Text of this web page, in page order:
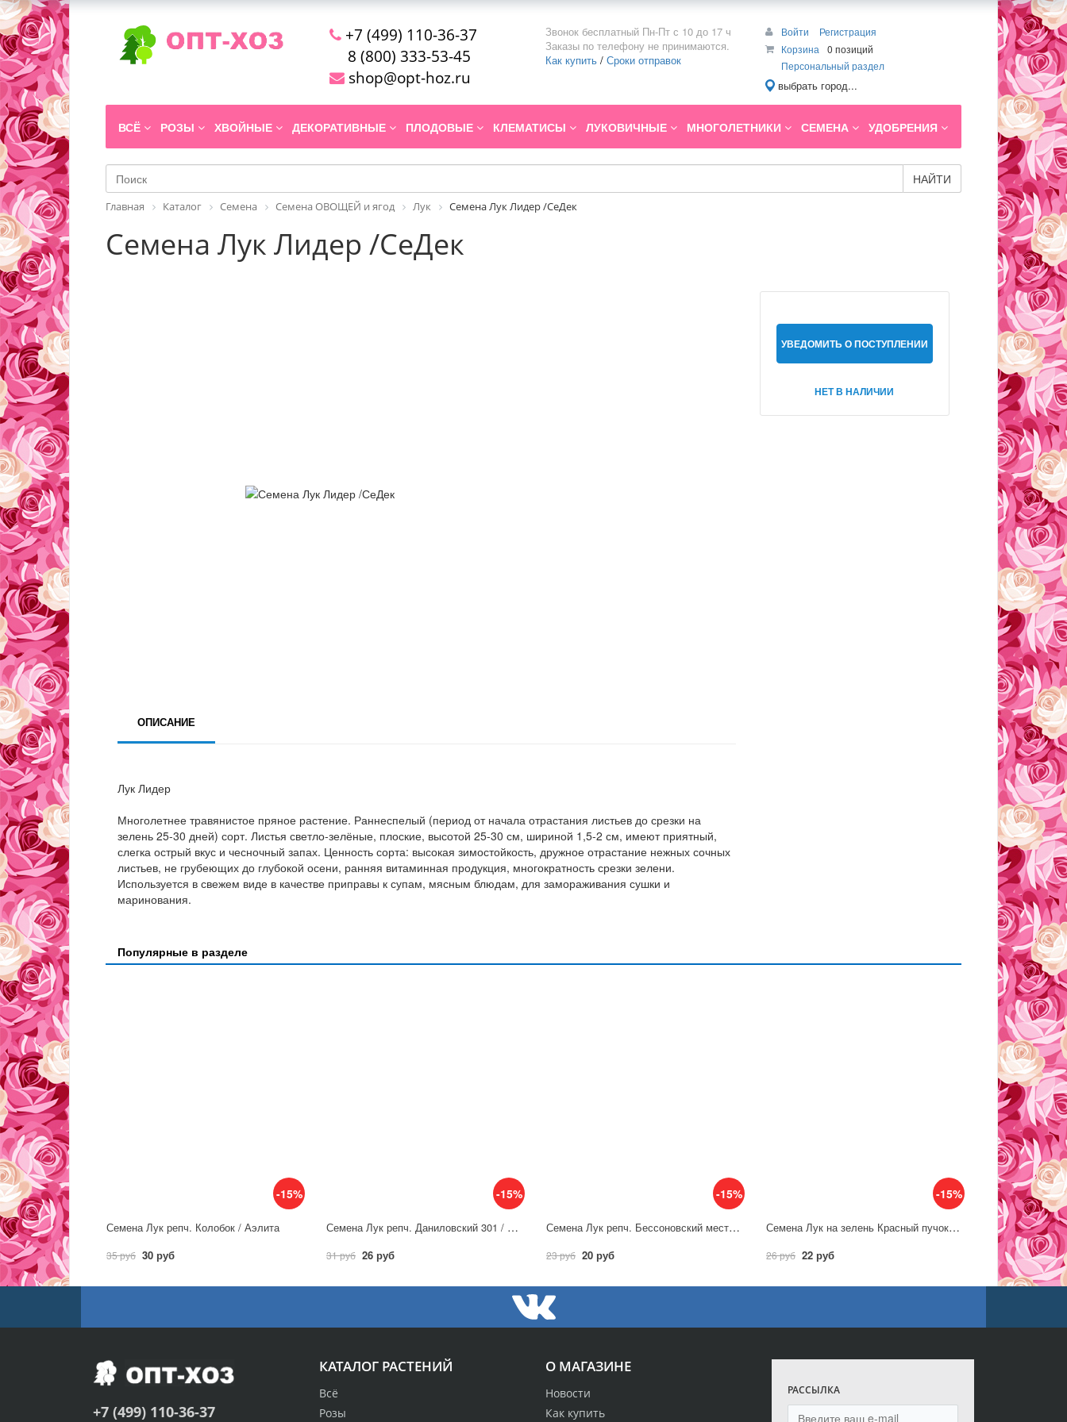
+7 (499) 110-36-37
8 (800) 333-53-45
shop@opt-hoz.ru
Звонок бесплатный Пн-Пт с 10 до 17 ч
Заказы по телефону не принимаются.
Как купить / Сроки отправок
Войти
Регистрация
Корзина
0 позиций
Персональный раздел
выбрать город...
ВСЁ РОЗЫ ХВОЙНЫЕ ДЕКОРАТИВНЫЕ ПЛОДОВЫЕ КЛЕМАТИСЫ ЛУКОВИЧНЫЕ МНОГОЛЕТНИКИ СЕМЕНА УДОБРЕНИЯ
НАЙТИ
Главная Каталог Семена Семена ОВОЩЕЙ и ягод Лук Семена Лук Лидер /СеДек
Семена Лук Лидер /СеДек
УВЕДОМИТЬ О ПОСТУПЛЕНИИ
НЕТ В НАЛИЧИИ
ОПИСАНИЕ
Лук Лидер
Многолетнее травянистое пряное растение. Раннеспелый (период от начала отрастания листьев до срезки на
зелень 25-30 дней) сорт. Листья светло-зелёные, плоские, высотой 25-30 см, шириной 1,5-2 см, имеют приятный,
слегка острый вкус и чесночный запах. Ценность сорта: высокая зимостойкость, дружное отрастание нежных сочных
листьев, не грубеющих до глубокой осени, ранняя витаминная продукция, многократность срезки зелени.
Используется в свежем виде в качестве приправы к супам, мясным блюдам, для замораживания сушки и
маринования.
Популярные в разделе
-15%
Семена Лук репч. Колобок / Аэлита
35 руб 30 руб
-15%
Семена Лук репч. Даниловский 301 / Аэлита
31 руб 26 руб
-15%
Семена Лук репч. Бессоновский местный / Аэлита
23 руб 20 руб
-15%
Семена Лук на зелень Красный пучок 0,3г / Аэлита
26 руб 22 руб
О МАГАЗИНЕ
Новости
Как купить
КАТАЛОГ РАСТЕНИЙ
Всё
Розы
РАССЫЛКА
+7 (499) 110-36-37